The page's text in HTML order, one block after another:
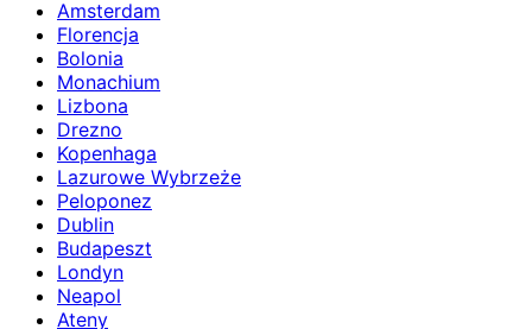
Amsterdam
Florencja
Bolonia
Monachium
Lizbona
Drezno
Kopenhaga
Lazurowe Wybrzeże
Peloponez
Dublin
Budapeszt
Londyn
Neapol
Ateny